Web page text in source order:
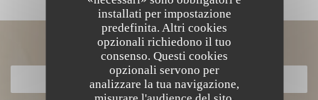
installati per impostazione
predefinita. Altri cookies
opzionali richiedono il tuo
consenso. Questi cookies
opzionali servono per
analizzare la tua navigazione,
Scopri la nostra carta
SCOPRI LA NOSTRA CARTA